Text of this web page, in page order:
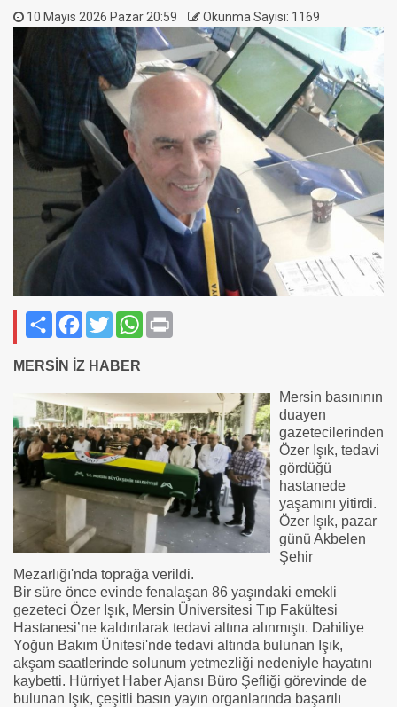
10 Mayıs 2026 Pazar 20:59 Okunma Sayısı: 1169
PaylaşFacebook
TwitterWhatsApp
MERSİN İZ HABER
Mersin basınının
duayen
gazetecilerinden
Özer Işık, tedavi
gördüğü
hastanede
yaşamını yitirdi.
Özer Işık, pazar
günü Akbelen
Şehir
Mezarlığı'nda toprağa verildi.
Bir süre önce evinde fenalaşan 86 yaşındaki emekli
gezeteci Özer Işık, Mersin Üniversitesi Tıp Fakültesi
Hastanesi’ne kaldırılarak tedavi altına alınmıştı. Dahiliye
Yoğun Bakım Ünitesi'nde tedavi altında bulunan Işık,
akşam saatlerinde solunum yetmezliği nedeniyle hayatını
kaybetti. Hürriyet Haber Ajansı Büro Şefliği görevinde de
bulunan Işık, çeşitli basın yayın organlarında başarılı